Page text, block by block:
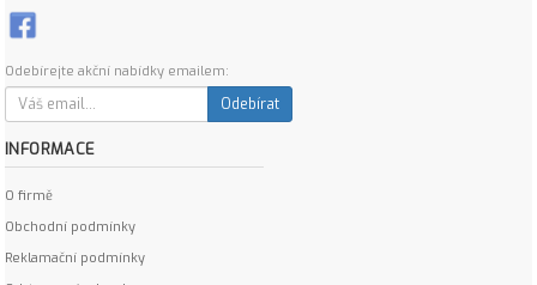
Odebírejte akční nabídky emailem:
Odebírat
INFORMACE
O firmě
Obchodní podmínky
Reklamační podmínky